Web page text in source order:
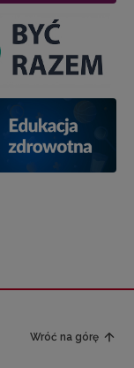
Wróć na górę